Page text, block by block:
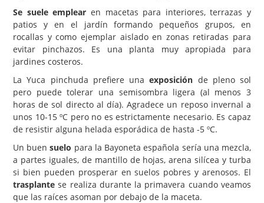
Se suele emplear en macetas para interiores, terrazas y
patios y en el jardín formando pequeños grupos, en
rocallas y como ejemplar aislado en zonas retiradas para
evitar pinchazos. Es una planta muy apropiada para
jardines costeros.
La Yuca pinchuda prefiere unaexposición de pleno sol
pero puede tolerar una semisombra ligera (al menos 3
horas de sol directo al día). Agradece un reposo invernal a
unos 10-15 ºC pero no es estrictamente necesario. Es capaz
de resistir alguna helada esporádica de hasta -5 ºC.
Un buensuelo para la Bayoneta española sería una mezcla,
a partes iguales, de mantillo de hojas, arena silícea y turba
si bien pueden prosperar en suelos pobres y arenosos. El
trasplante se realiza durante la primavera cuando veamos
que las raíces asoman por debajo de la maceta.